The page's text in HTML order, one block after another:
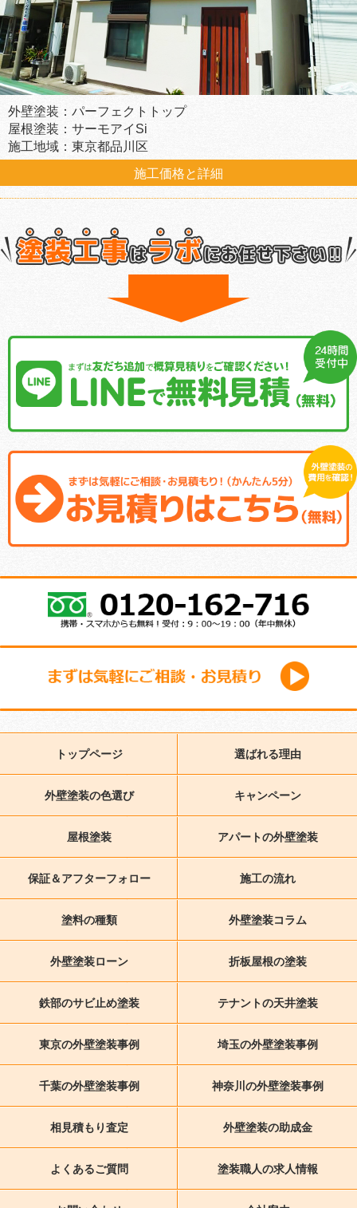
外壁塗装：パーフェクトトップ
屋根塗装：サーモアイSi
施工地域：東京都品川区
施工価格と詳細
トップページ 選ばれる理由
外壁塗装の色選び キャンペーン
屋根塗装 アパートの外壁塗装
保証＆アフターフォロー 施工の流れ
塗料の種類 外壁塗装コラム
外壁塗装ローン 折板屋根の塗装
鉄部のサビ止め塗装 テナントの天井塗装
東京の外壁塗装事例 埼玉の外壁塗装事例
千葉の外壁塗装事例 神奈川の外壁塗装事例
相見積もり査定 外壁塗装の助成金
よくあるご質問 塗装職人の求人情報